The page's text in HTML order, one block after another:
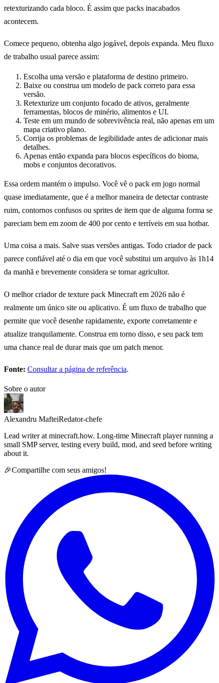
retexturizando cada bloco. É assim que packs inacabados
acontecem.
Comece pequeno, obtenha algo jogável, depois expanda. Meu fluxo
de trabalho usual parece assim:
Escolha uma versão e plataforma de destino primeiro.
Baixe ou construa um modelo de pack correto para essa
versão.
Retexturize um conjunto focado de ativos, geralmente
ferramentas, blocos de minério, alimentos e UI.
Teste em um mundo de sobrevivência real, não apenas em um
mapa criativo plano.
Corrija os problemas de legibilidade antes de adicionar mais
detalhes.
Apenas então expanda para blocos específicos do bioma,
mobs e conjuntos decorativos.
Essa ordem mantém o impulso. Você vê o pack em jogo normal
quase imediatamente, que é a melhor maneira de detectar contraste
ruim, contornos confusos ou sprites de item que de alguma forma se
pareciam bem em zoom de 400 por cento e terríveis em sua hotbar.
Uma coisa a mais. Salve suas versões antigas. Todo criador de pack
parece confiável até o dia em que você substitui um arquivo às 1h14
da manhã e brevemente considera se tornar agricultor.
O melhor criador de texture pack Minecraft em 2026 não é
realmente um único site ou aplicativo. É um fluxo de trabalho que
permite que você desenhe rapidamente, exporte corretamente e
atualize tranquilamente. Construa em torno disso, e seu pack tem
uma chance real de durar mais que um patch menor.
Fonte: Consultar a página de referência.
Sobre o autor
Alexandru MafteiRedator-chefe
Lead writer at minecraft.how. Long-time Minecraft player running a
small SMP server, testing every build, mod, and seed before writing
about it.
🎉Compartilhe com seus amigos!